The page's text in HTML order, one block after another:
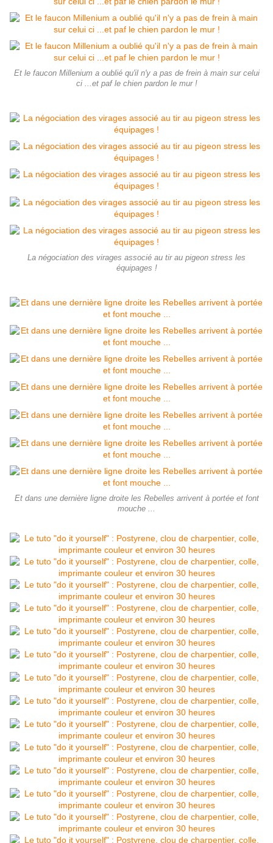
Et le faucon Millenium a oublié qu'il n'y a pas de frein à main sur celui
ci ...et paf le chien pardon le mur !
La négociation des virages associé au tir au pigeon stress les
équipages !
Et dans une dernière ligne droite les Rebelles arrivent à portée et font
mouche ...